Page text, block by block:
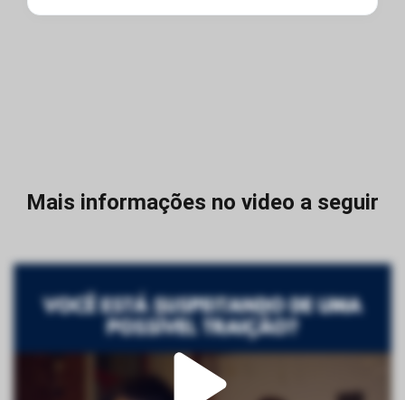
Mais informações no video a seguir